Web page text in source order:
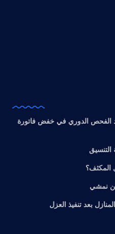
الفحص الدوري في خفض فاتورة
التنسيق
المكثف؟
من نمشي
بعد تنفيذ العزل